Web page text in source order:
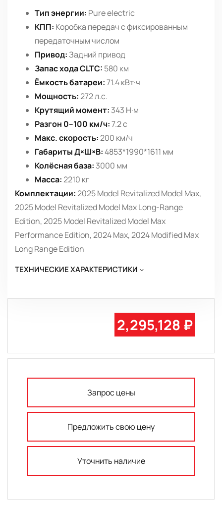
Тип энергии: Pure electric
КПП: Коробка передач с фиксированным
передаточным числом
Привод: Задний привод
Запас хода CLTC: 580 км
Ёмкость батареи:71.4 кВт·ч
Мощность:272 л.с.
Крутящий момент: 343 Н·м
Разгон 0–100 км/ч:7.2 с
Макс. скорость:200 км/ч
Габариты Д×Ш×В: 4853*1990*1611 мм
Колёсная база: 3000 мм
Масса:2210 кг
Комплектации:2025 Model Revitalized Model Max,
2025 Model Revitalized Model Max Long-Range
Edition, 2025 Model Revitalized Model Max
Performance Edition, 2024 Max, 2024 Modified Max
Long Range Edition
ТЕХНИЧЕСКИЕ ХАРАКТЕРИСТИКИ
2,295,128 ₽
Запрос цены
Предложить свою цену
Уточнить наличие